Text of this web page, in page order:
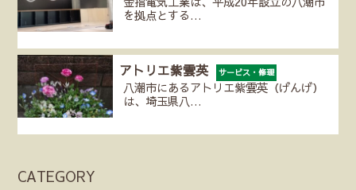
を拠点とする…
アトリエ紫雲英 サービス・修理
八潮市にあるアトリエ紫雲英（げんげ）
は、埼玉県八…
CATEGORY